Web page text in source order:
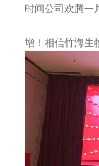
时间公司欢腾一
增！相信竹海生